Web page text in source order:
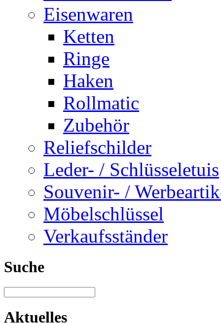
Eisenwaren
Ketten
Ringe
Haken
Rollmatic
Zubehör
Reliefschilder
Leder- / Schlüsseletuis
Souvenir- /
Möbelschlüssel
Verkaufsständer
Suche
Aktuelles